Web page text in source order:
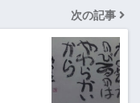
次の記事